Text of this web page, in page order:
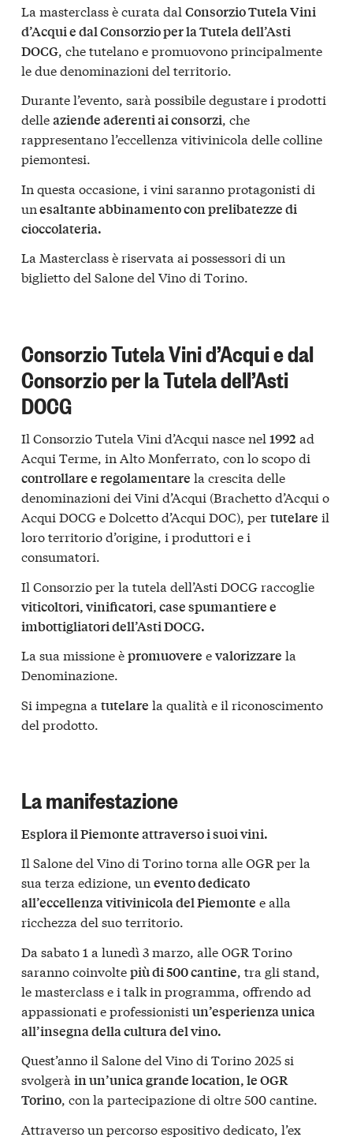
La masterclass è curata dal Consorzio Tutela Vini
d’Acqui e dal Consorzio per la Tutela dell’Asti
DOCG , che tutelano e promuovono principalmente
le due denominazioni del territorio.
Durante l’evento, sarà possibile degustare i prodotti
delleaziende aderenti ai consorzi, che
rappresentano l’eccellenza vitivinicola delle colline
piemontesi.
In questa occasione, i vini saranno protagonisti di
unesaltante abbinamento con prelibatezze di
cioccolateria.
La Masterclass è riservata ai possessori di un
biglietto del Salone del Vino di Torino.
Consorzio Tutela Vini d’Acqui e dal
Consorzio per la Tutela dell’Asti
DOCG
Il Consorzio Tutela Vini d’Acqui nasce nel 1992 ad
Acqui Terme, in Alto Monferrato, con lo scopo di
controllare e regolamentare la crescita delle
denominazioni dei Vini d’Acqui (Brachetto d’Acqui o
Acqui DOCG e Dolcetto d’Acqui DOC), pertutelare il
loro territorio d’origine, i produttori e i
consumatori.
Il Consorzio per la tutela dell’Asti DOCG raccoglie
viticoltori, vinificatori, case spumantiere e
imbottigliatori dell’Asti DOCG.
La sua missione èpromuovere evalorizzare la
Denominazione.
Si impegna a tutelare la qualità e il riconoscimento
del prodotto.
La manifestazione
Esplora il Piemonte attraverso i suoi vini.
Il Salone del Vino di Torino torna alle OGR per la
sua terza edizione, un evento dedicato
all’eccellenza vitivinicola del Piemonte e alla
ricchezza del suo territorio.
Da sabato 1 a lunedì 3 marzo, alle OGR Torino
saranno coinvoltepiù di 500 cantine, tra gli stand,
le masterclass e i talk in programma, offrendo ad
appassionati e professionisti un’esperienza unica
all’insegna della cultura del vino.
Quest’anno il Salone del Vino di Torino 2025 si
svolgerà in un’unica grande location, le OGR
Torino, con la partecipazione di oltre 500 cantine.
Attraverso un percorso espositivo dedicato, l’ex